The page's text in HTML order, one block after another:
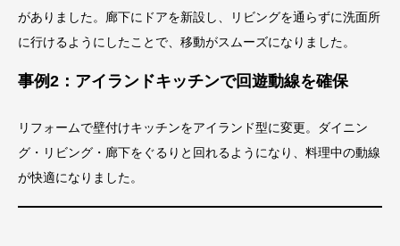
がありました。廊下にドアを新設し、リビングを通らずに洗面所
に行けるようにしたことで、移動がスムーズになりました。
事例2：アイランドキッチンで回遊動線を確保
リフォームで壁付けキッチンをアイランド型に変更。ダイニン
グ・リビング・廊下をぐるりと回れるようになり、料理中の動線
が快適になりました。